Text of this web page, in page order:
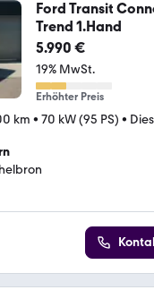
Ford Transit
Trend 1.Hand
5.990 €
19% MwSt.
Erhöhter Preis
km • 70 kW (95 PS) •